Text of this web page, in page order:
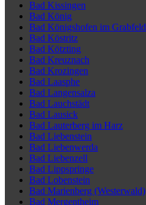
Bad Kissingen
Bad König
Bad Königshofen im Grabfeld
Bad Köstritz
Bad Kötzting
Bad Kreuznach
Bad Krozingen
Bad Laasphe
Bad Langensalza
Bad Lauchstädt
Bad Lausick
Bad Lauterberg im Harz
Bad Liebenstein
Bad Liebenwerda
Bad Liebenzell
Bad Lippspringe
Bad Lobenstein
Bad Marienberg (Westerwald)
Bad Mergentheim